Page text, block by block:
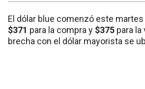
El dólar blue comenzó este
$371 para la compra y $375 para la
brecha con el dólar mayorista se